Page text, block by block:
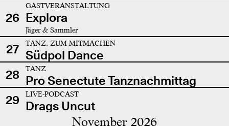
26
GASTVERANSTALTUNG
Explora
Jäger & Sammler
27 TANZ, ZUM MITMACHEN
Südpol Dance
28
TANZ
Pro Senectute Tanznachmittag
29
LIVE-PODCAST
Drags Uncut
November 2026